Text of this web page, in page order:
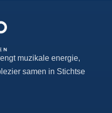
muzikale energie,
samen in Stichtse